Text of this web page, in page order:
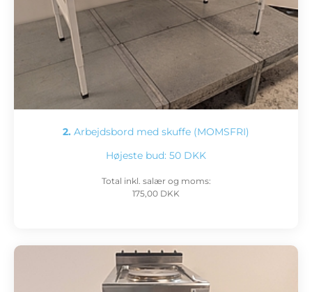
2. Arbejdsbord med skuffe (MOMSFRI)
Højeste bud: 50 DKK
Total inkl. salær og moms:
175,00 DKK